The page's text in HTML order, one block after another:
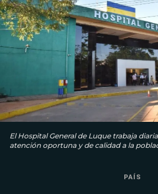
El Hospital General de Luque trabaja
atención oportuna y de calidad a la
PAÍS